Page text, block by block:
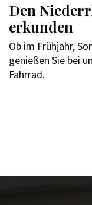
Den
erkunden
Ob im Frühjahr,
genießen Sie bei
Fahrrad.